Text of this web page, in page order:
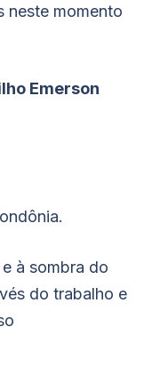
neste momento
Emerson
à sombra do
do trabalho e